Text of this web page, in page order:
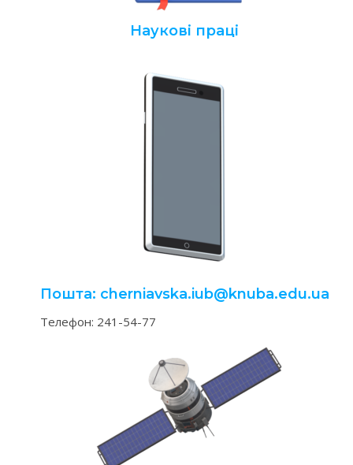
Наукові праці
Пошта: cherniavska.iub@knuba.edu.ua
Телефон: 241-54-77